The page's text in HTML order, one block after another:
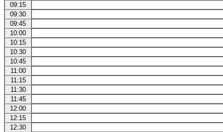
09:15
09:30
09:45
10:00
10:15
10:30
10:45
11:00
11:15
11:30
11:45
12:00
12:15
12:30